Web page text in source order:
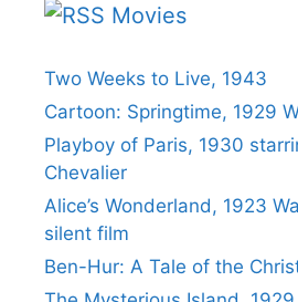
Movies
Two Weeks to Live, 1943
Cartoon: Springtime, 1929
Playboy of Paris, 1930
Chevalier
Alice’s Wonderland, 1923
silent film
Ben-Hur: A Tale of the